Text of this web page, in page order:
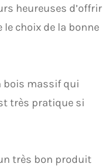
heureuses d’offrir
choix de la bonne
bois massif qui
très pratique si
très bon produit